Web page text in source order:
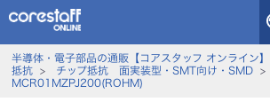
半導体・電子部品の通販【コアスタッフ オンライン
抵抗> チップ抵抗 面実装型・SMT向け・SMD>
MCR01MZPJ200(ROHM)